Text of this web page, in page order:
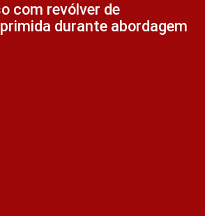
com revólver de
durante abordagem